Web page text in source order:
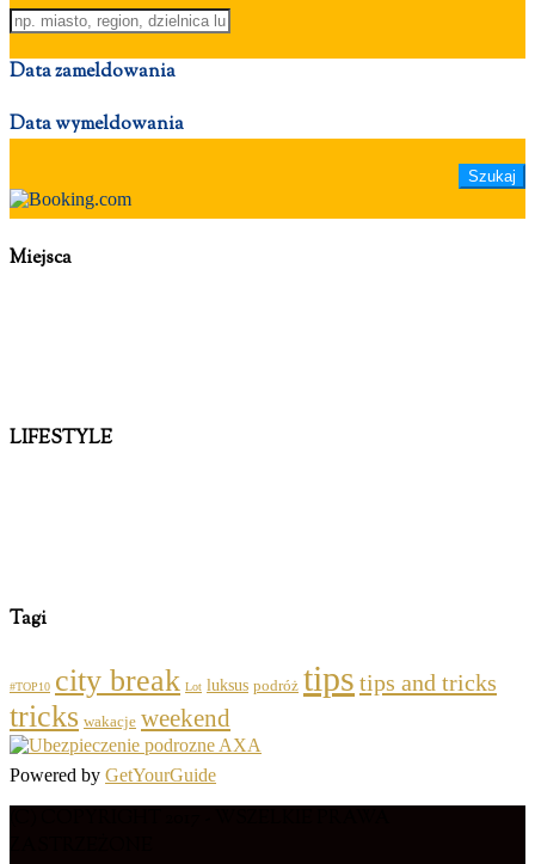
Data zameldowania
Data wymeldowania
Miejsca
LIFESTYLE
Tagi
#TOP10 city break Lot luksus podróż tips tips and tricks
tricks wakacje weekend
Powered by GetYourGuide